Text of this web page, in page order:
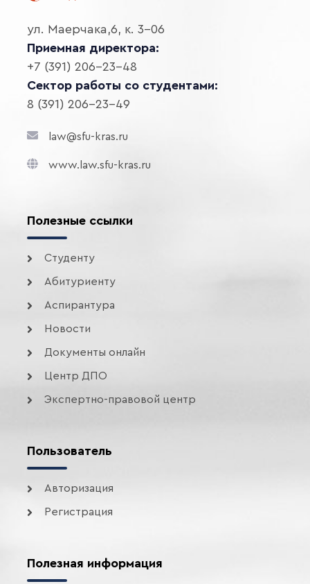
ул. Маерчака,6, к. 3-06
Приемная директора:
+7 (391) 206-23-48
Сектор работы со студентами:
8 (391) 206-23-49
law@sfu-kras.ru
www.law.sfu-kras.ru
Полезные ссылки
Студенту
Абитуриенту
Аспирантура
Новости
Документы онлайн
Центр ДПО
Экспертно-правовой центр
Пользователь
Авторизация
Регистрация
Полезная информация